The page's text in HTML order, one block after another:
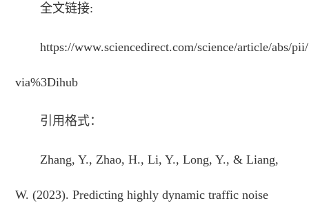
全文链接:
https://www.sciencedirect.com/science/article/abs/
via%3Dihub
引用格式：
Zhang, Y., Zhao, H., Li, Y., Long, Y., & Liang,
W. (2023). Predicting highly dynamic traffic noise